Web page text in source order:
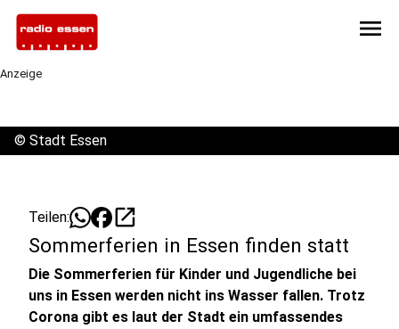
menu
Anzeige
© Stadt Essen
Teilen: open_in_new
Sommerferien in Essen finden statt
Die Sommerferien für Kinder und Jugendliche bei
uns in Essen werden nicht ins Wasser fallen. Trotz
Corona gibt es laut der Stadt ein umfassendes